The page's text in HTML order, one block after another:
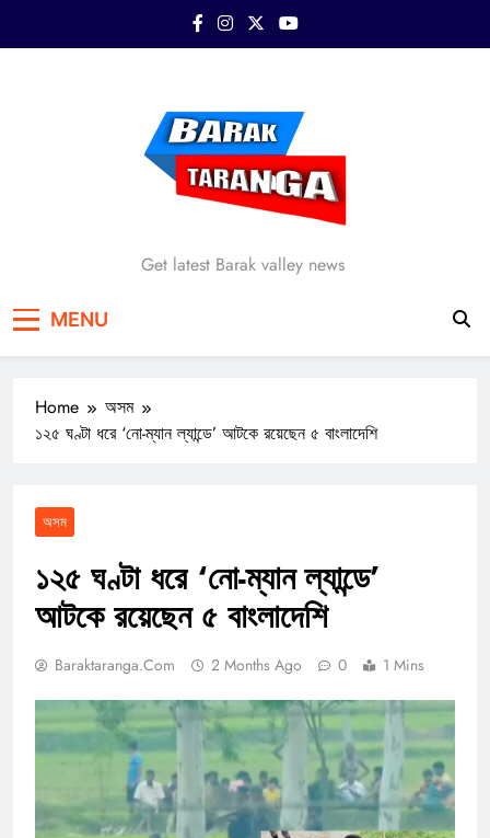
Barak Taranga
Get latest Barak valley news
MENU
Home
অসম
১২৫ ঘণ্টা ধরে ‘নো-ম্যান ল্যান্ডে’ আটকে রয়েছেন ৫ বাংলাদেশি
অসম
১২৫ ঘণ্টা ধরে ‘নো-ম্যান ল্যান্ডে’
আটকে রয়েছেন ৫ বাংলাদেশি
Baraktaranga.com 2 Months Ago 0 1 Mins